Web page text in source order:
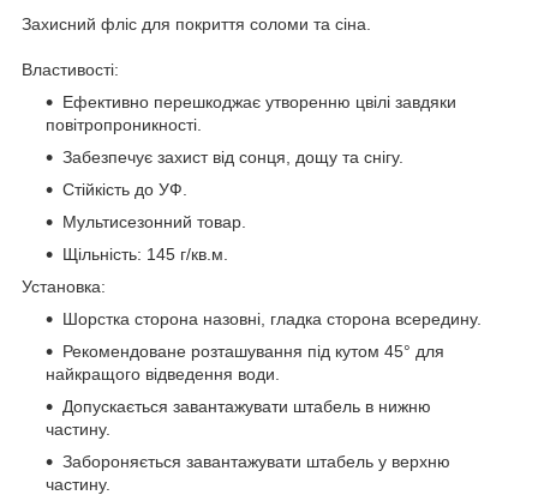
Захисний фліс для покриття соломи та сіна.
Властивості:
Ефективно перешкоджає утворенню цвілі завдяки
повітропроникності.
Забезпечує захист від сонця, дощу та снігу.
Стійкість до УФ.
Мультисезонний товар.
Щільність: 145 г/кв.м.
Установка:
Шорстка сторона назовні, гладка сторона всередину.
Рекомендоване розташування під кутом 45° для
найкращого відведення води.
Допускається завантажувати штабель в нижню
частину.
Забороняється завантажувати штабель у верхню
частину.